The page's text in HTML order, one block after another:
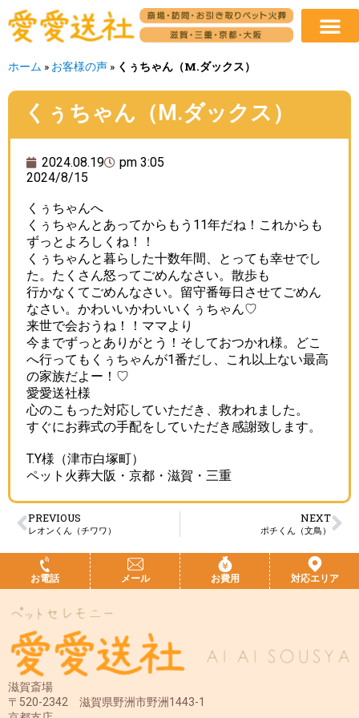
ホーム » お客様の声 » くぅちゃん（M.ダックス）
くぅちゃん（M.ダックス）
2024.08.19
pm 3:05
2024/8/15
くぅちゃんへ
くぅちゃんとあってからもう11年だね！これからも
ずっとよろしくね！！
くぅちゃんと暮らした十数年間、とっても幸せでし
た。たくさん怒ってごめんなさい。散歩も
行かなくてごめんなさい。留守番毎日させてごめん
なさい。かわいいかわいいくぅちゃん♡
来世で会おうね！！ママより
今までずっとありがとう！そしておつかれ様。どこ
へ行ってもくぅちゃんが1番だし、これ以上ない最高
の家族だよー！♡
愛愛送社様
心のこもった対応していただき、救われました。
すぐにお葬式の手配をしていただき感謝致します。
T.Y様（津市白塚町）
ペット火葬大阪・京都・滋賀・三重
PREVIOUS
レオンくん（チワワ）
NEXT
ポチくん（文鳥）
お電話 メール お費用 対応エリア
滋賀斎場
〒520-2342 滋賀県野洲市野洲1443-1